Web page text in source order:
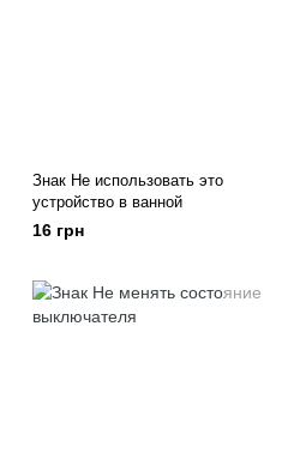
Знак Не использовать это
устройство в ванной
16 грн